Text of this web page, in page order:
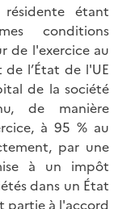
étant
conditions
de l'exercice au
l’État de l'UE
de la société
de manière
à 95 % au
par une
à un impôt
dans un État
partie à l'accord